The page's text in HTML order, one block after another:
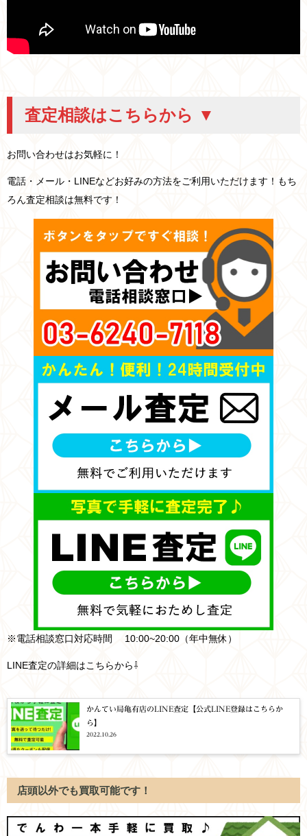
査定相談はこちらから ▼
お問い合わせはお気軽に！
電話・メール・LINEなどお好みの方法をご利用いただけます！もち
ろん査定相談は無料です！
※電話相談窓口対応時間 10:00~20:00（年中無休）
LINE査定の詳細はこちらから⇩
かんてい局亀有店のLINE査定【公式LINE登録はこちらか
ら】
2022.10.26
店頭以外でも買取可能です！